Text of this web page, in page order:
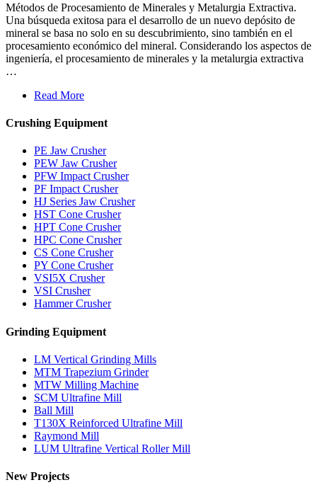
Métodos de Procesamiento de Minerales y Metalurgia Extractiva.
Una búsqueda exitosa para el desarrollo de un nuevo depósito de
mineral se basa no solo en su descubrimiento, sino también en el
procesamiento económico del mineral. Considerando los aspectos de
ingeniería, el procesamiento de minerales y la metalurgia extractiva
…
Read More
Crushing Equipment
PE Jaw Crusher
PEW Jaw Crusher
PFW Impact Crusher
PF Impact Crusher
HJ Series Jaw Crusher
HST Cone Crusher
HPT Cone Crusher
HPC Cone Crusher
CS Cone Crusher
PY Cone Crusher
VSI5X Crusher
VSI Crusher
Hammer Crusher
Grinding Equipment
LM Vertical Grinding Mills
MTM Trapezium Grinder
MTW Milling Machine
SCM Ultrafine Mill
Ball Mill
T130X Reinforced Ultrafine Mill
Raymond Mill
LUM Ultrafine Vertical Roller Mill
New Projects